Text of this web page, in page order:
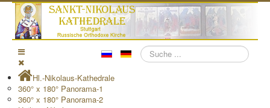
Suchen
Hl.-Nikolaus-Kathedrale
360° x 180° Panorama-1
360° x 180° Panorama-2